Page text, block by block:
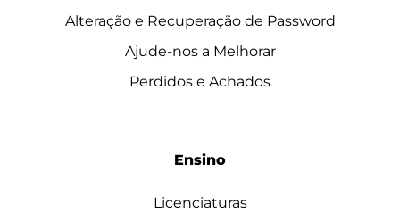
Alteração e Recuperação de Password
Ajude-nos a Melhorar
Perdidos e Achados
Ensino
Licenciaturas